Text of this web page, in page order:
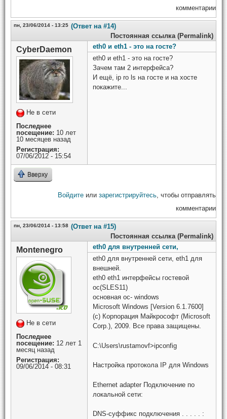
комментарии
пн, 23/06/2014 - 13:25 (Ответ на #14)
Постоянная ссылка (Permalink)
CyberDaemon
Не в сети
Последнее
посещение: 10 лет
10 месяцев назад
Регистрация:
07/06/2012 - 15:54
eth0 и eth1 - это на госте?
eth0 и eth1 - это на госте?
Зачем там 2 интерфейса?
И ещё, ip ro ls на госте и на хосте
покажите...
Вверху
Войдите или зарегистрируйтесь, чтобы отправлять
комментарии
пн, 23/06/2014 - 13:58 (Ответ на #15)
Постоянная ссылка (Permalink)
Montenegro
Не в сети
Последнее
посещение: 12 лет 1
месяц назад
Регистрация:
09/06/2014 - 08:31
eth0 для внутренней сети,
eth0 для внутренней сети, eth1 для
внешней.
eth0 eth1 интерфейсы гостевой
ос(SLES11)
основная ос- windows
Microsoft Windows [Version 6.1.7600]
(c) Корпорация Майкрософт (Microsoft
Corp.), 2009. Все права защищены.
C:\Users\rustamovf>ipconfig
Настройка протокола IP для Windows
Ethernet adapter Подключение по
локальной сети:
DNS-суффикс подключения . . . . . :